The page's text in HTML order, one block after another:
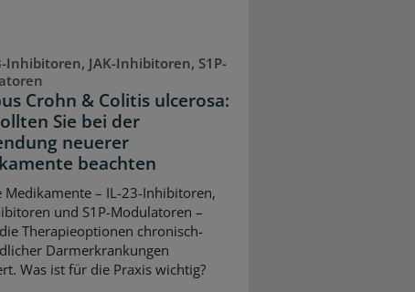
Inhibitoren, JAK-Inhibitoren, S1P-
Crohn & Colitis ulcerosa:
Sie bei der
neuerer
beachten
Medikamente – IL-23-Inhibitoren,
und S1P-Modulatoren –
Therapieoptionen chronisch-
Darmerkrankungen
Was ist für die Praxis wichtig?